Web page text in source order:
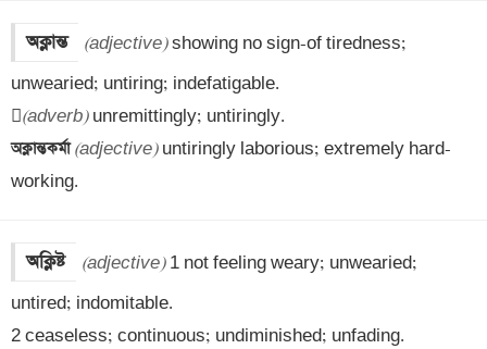
অক্লান্ত (adjective) showing no sign-of tiredness;
unwearied; untiring; indefatigable.
(adverb)
অক্লান্তকর্মা (adjective) untiringly laborious; extremely hard-
working.
অক্লিষ্ট (adjective) 1 not feeling weary; unwearied;
untired; indomitable.